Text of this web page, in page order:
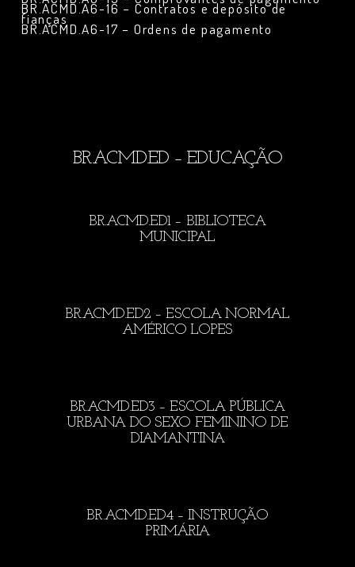
BR.ACMD.A6-16 – Contratos e depósito de
fianças
BR.ACMD.A6-17 – Ordens de pagamento
BR.ACMD.ED – EDUCAÇÃO
BR.ACMD.ED1 – BIBLIOTECA
MUNICIPAL
BR.ACMD.ED2 – ESCOLA NORMAL
AMÉRICO LOPES
BR.ACMD.ED3 – ESCOLA PÚBLICA
URBANA DO SEXO FEMININO DE
DIAMANTINA
BR.ACMD.ED4 – INSTRUÇÃO
PRIMÁRIA